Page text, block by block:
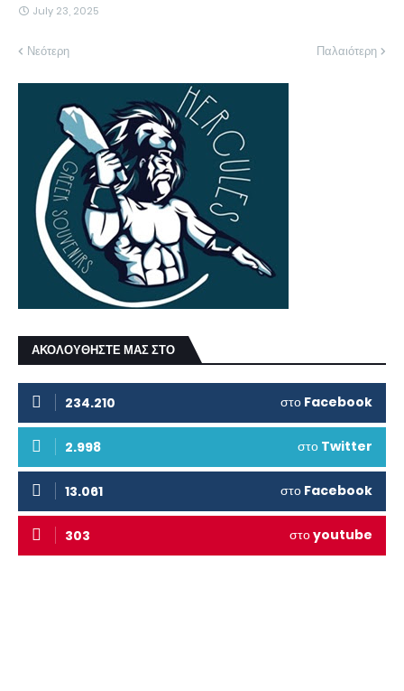
July 23, 2025
Νεότερη Παλαιότερη
ΑΚΟΛΟΥΘΗΣΤΕ ΜΑΣ ΣΤΟ
234.210 στο Facebook
2.998 στο Twitter
13.061 στο Facebook
303 στοyoutube